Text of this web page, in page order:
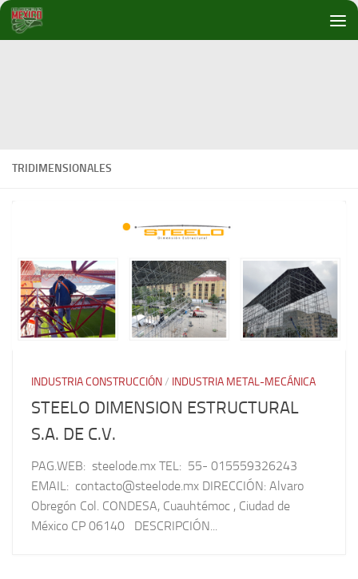
Debajo del contenido
TRIDIMENSIONALES
INDUSTRIA CONSTRUCCIÓN/ INDUSTRIA METAL-MECÁNICA
STEELO DIMENSION ESTRUCTURAL
S.A. DE C.V.
PAG.WEB: steelode.mx TEL: 55- 015559326243
EMAIL: contacto@steelode.mx DIRECCIÓN: Alvaro
Obregón Col. CONDESA, Cuauhtémoc , Ciudad de
México CP 06140 DESCRIPCIÓN...